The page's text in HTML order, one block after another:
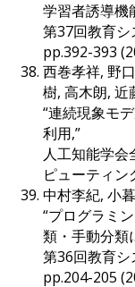
学習者誘導機
第37回教育
pp.392-393
西巻孝祥, 野
樹, 高木朗, 近
“連続現象モ
利用,”
人工知能学
ピューティン
中村李紀, 小
“プログラミ
類・手動分類
第36回教育
pp.204-205